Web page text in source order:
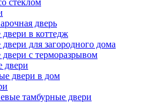
стеклом
дверь
в коттедж
для загородного дома
с терморазрывом
двери в дом
тамбурные двери